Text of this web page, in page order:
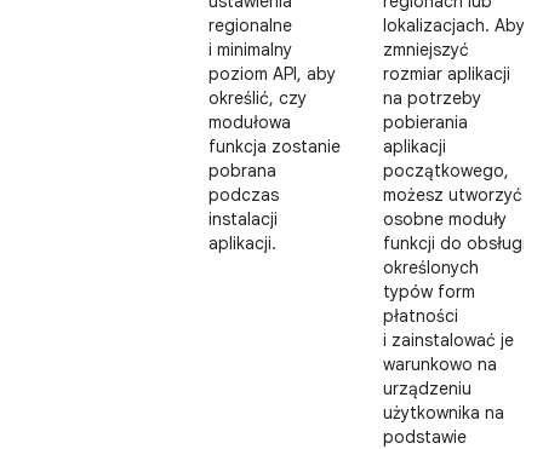
regionalne
i minimalny
poziom API, aby
określić, czy
modułowa
funkcja zostanie
pobrana
podczas
instalacji
aplikacji.
lokalizacjach. Aby
zmniejszyć
rozmiar aplikacji
na potrzeby
pobierania
aplikacji
początkowego,
możesz utworzyć
osobne moduły
funkcji do obsługi
określonych
typów form
płatności
i zainstalować je
warunkowo na
urządzeniu
użytkownika na
podstawie